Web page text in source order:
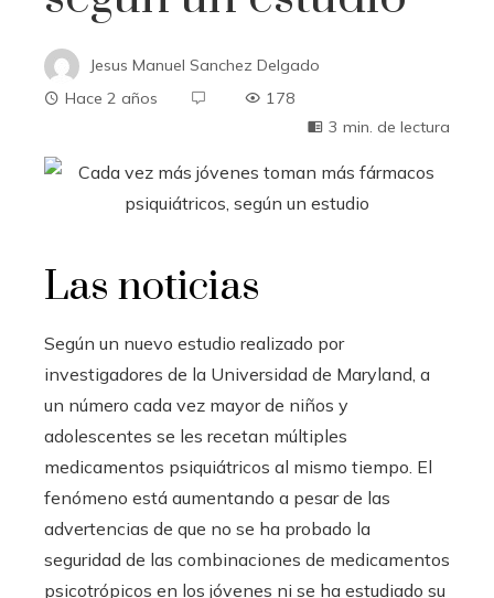
Jesus Manuel Sanchez Delgado
Hace 2 años
178
3 min. de lectura
Las noticias
Según un nuevo estudio realizado por
investigadores de la Universidad de Maryland, a
un número cada vez mayor de niños y
adolescentes se les recetan múltiples
medicamentos psiquiátricos al mismo tiempo. El
fenómeno está aumentando a pesar de las
advertencias de que no se ha probado la
seguridad de las combinaciones de medicamentos
psicotrópicos en los jóvenes ni se ha estudiado su